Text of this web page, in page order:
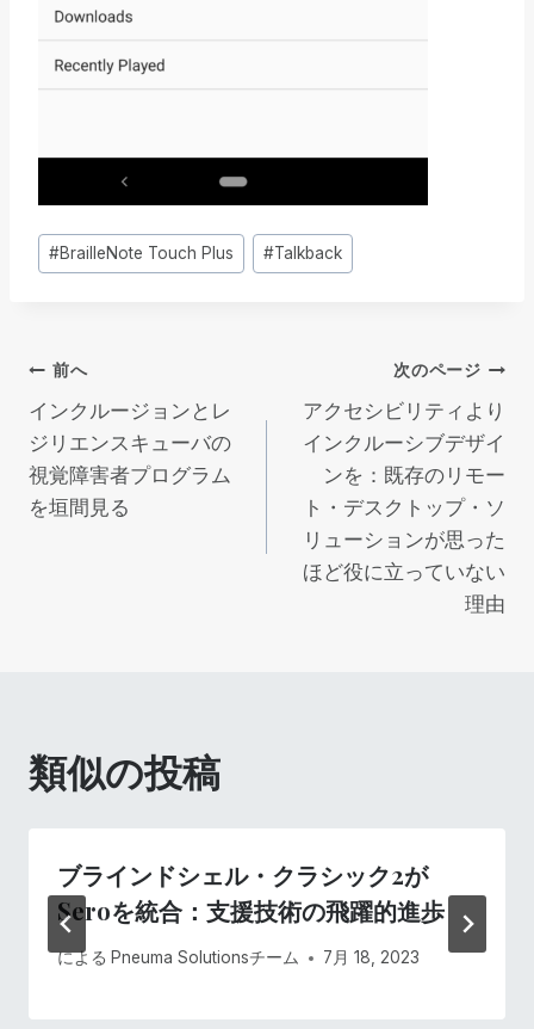
投
稿
#BrailleNote Touch Plus #Talkback
投
稿
ナ
ョ
前へ
インクルージョンとレ
ジリエンスキューバの
視覚障害者プログラム
を垣間見る
次のページ
アクセシビリティより
インクルーシブデザイ
ンを：既存のリモー
ト・デスクトップ・ソ
リューションが思った
ほど役に立っていない
理由
類似の投稿
ブラインドシェル・クラシック2が
Seroを統合：支援技術の飛躍的進歩
による Pneuma Solutionsチーム 7月 18, 2023